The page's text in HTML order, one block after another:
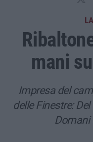
mani
Impresa del
delle Finestre:
Domani